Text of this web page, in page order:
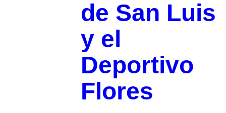
de San Luis
y el
Deportivo
Flores